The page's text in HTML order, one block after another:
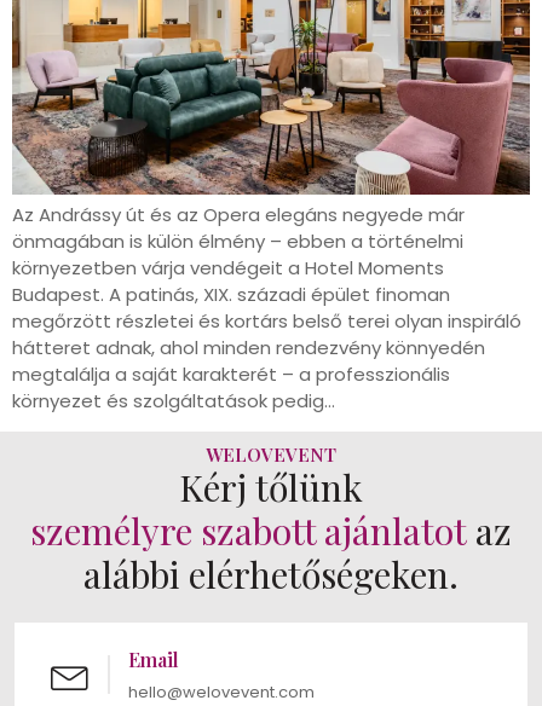
Az Andrássy út és az Opera elegáns negyede már
önmagában is külön élmény – ebben a történelmi
környezetben várja vendégeit a Hotel Moments
Budapest. A patinás, XIX. századi épület finoman
megőrzött részletei és kortárs belső terei olyan inspiráló
hátteret adnak, ahol minden rendezvény könnyedén
megtalálja a saját karakterét – a professzionális
környezet és szolgáltatások pedig…
WELOVEVENT
Kérj tőlünk
személyre szabott ajánlatot az
alábbi elérhetőségeken.
Email
hello@welovevent.com